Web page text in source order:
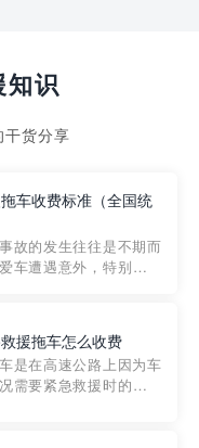
知识
干货分享
车收费标准（全国统
故的发生往往是不期而
车遭遇意外，特别是在
故救援拖车的收费标
车服务时应注...
援拖车怎么收费
是在高速公路上因为车
需要紧急救援时的必备